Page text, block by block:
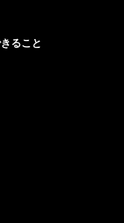
ること